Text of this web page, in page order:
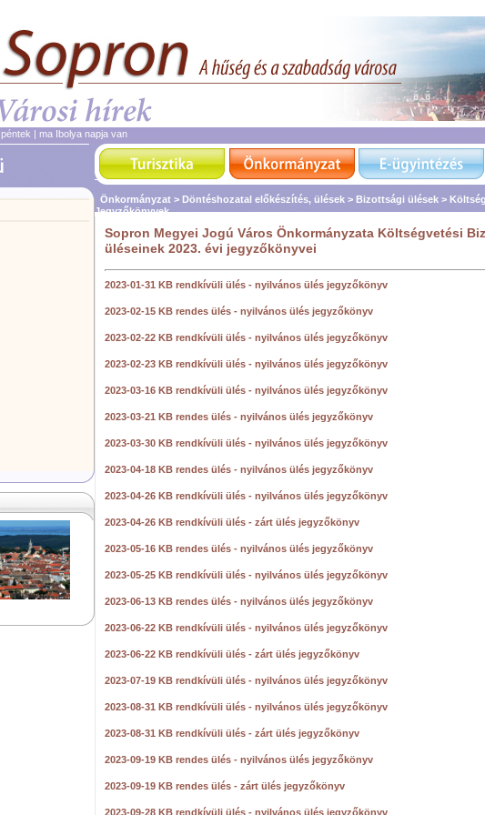
péntek | ma Ibolya napja van
Önkormányzat > Döntéshozatal előkészítés, ülések > Bizottsági ülések >
Jegyzőkönyvek
Sopron Megyei Jogú Város Önkormányzata Költségvetési
üléseinek 2023. évi jegyzőkönyvei
2023-01-31 KB rendkívüli ülés - nyilvános ülés jegyzőkönyv
2023-02-15 KB rendes ülés - nyilvános ülés jegyzőkönyv
2023-02-22 KB rendkívüli ülés - nyilvános ülés jegyzőkönyv
2023-02-23 KB rendkívüli ülés - nyilvános ülés jegyzőkönyv
2023-03-16 KB rendkívüli ülés - nyilvános ülés jegyzőkönyv
2023-03-21 KB rendes ülés - nyilvános ülés jegyzőkönyv
2023-03-30 KB rendkívüli ülés - nyilvános ülés jegyzőkönyv
2023-04-18 KB rendes ülés - nyilvános ülés jegyzőkönyv
2023-04-26 KB rendkívüli ülés - nyilvános ülés jegyzőkönyv
2023-04-26 KB rendkívüli ülés - zárt ülés jegyzőkönyv
2023-05-16 KB rendes ülés - nyilvános ülés jegyzőkönyv
2023-05-25 KB rendkívüli ülés - nyilvános ülés jegyzőkönyv
2023-06-13 KB rendes ülés - nyilvános ülés jegyzőkönyv
2023-06-22 KB rendkívüli ülés - nyilvános ülés jegyzőkönyv
2023-06-22 KB rendkívüli ülés - zárt ülés jegyzőkönyv
2023-07-19 KB rendkívüli ülés - nyilvános ülés jegyzőkönyv
2023-08-31 KB rendkívüli ülés - nyilvános ülés jegyzőkönyv
2023-08-31 KB rendkívüli ülés - zárt ülés jegyzőkönyv
2023-09-19 KB rendes ülés - nyilvános ülés jegyzőkönyv
2023-09-19 KB rendes ülés - zárt ülés jegyzőkönyv
2023-09-28 KB rendkívüli ülés - nyilvános ülés jegyzőkönyv